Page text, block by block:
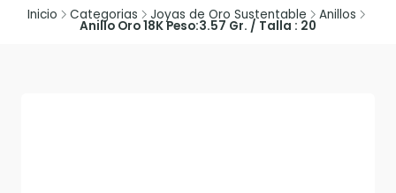
Inicio Categorias Joyas de Oro Sustentable Anillos
Anillo Oro 18K Peso:3.57 Gr. / Talla : 20